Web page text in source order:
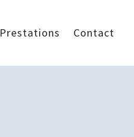
Prestations Contact